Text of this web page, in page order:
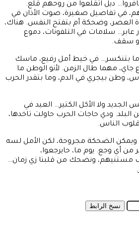
ديل اتقلعوا من روحهم قلع.
في تفاصيل صغيرة، صوت الأذان في
العصر، وضحكة أم بتفتح النفس. هناك،
عابر… سلامات في التلفونات، دموع
سقف.
ما بتنكسر… في خيط أمل رفيع، ماسك
جاي، مهما طال الزمن. لأنو الوطن ما
وطن بيجري في الدم، وما بتقدر الحرب
الجديد ولا الأكل الكتير… العيد في
البلد. ودي حاجات الحرب حاولت تاخدها،
الناس.
ويمكن الضحكة مجروحة، لكن الأمل لسه
من أي وجع. يوم ما، حايرجعوا،
مستنيهم، ونضحك من قلبنا زي زمان…
نسخ الرابط